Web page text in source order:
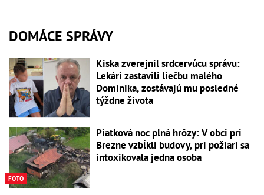
DOMÁCE SPRÁVY
Kiska zverejnil srdcervúcu správu:
Lekári zastavili liečbu malého
Dominika, zostávajú mu posledné
týždne života
FOTO
Piatková noc plná hrôzy: V obci pri
Brezne vzbĺkli budovy, pri požiari sa
intoxikovala jedna osoba